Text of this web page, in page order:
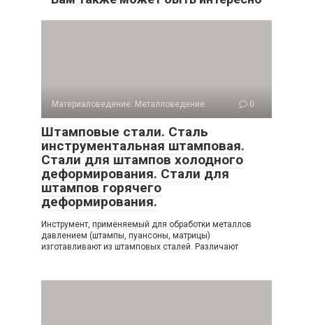
Материаловедение. Металловедение. 0
Штамповые стали. Сталь
инструментальная штамповая.
Стали для штампов холодного
деформирования. Стали для
штампов горячего
деформирования.
Инструмент, применяемый для обработки металлов
давлением (штампы, пуансоны, матрицы)
изготавливают из штамповых сталей. Различают